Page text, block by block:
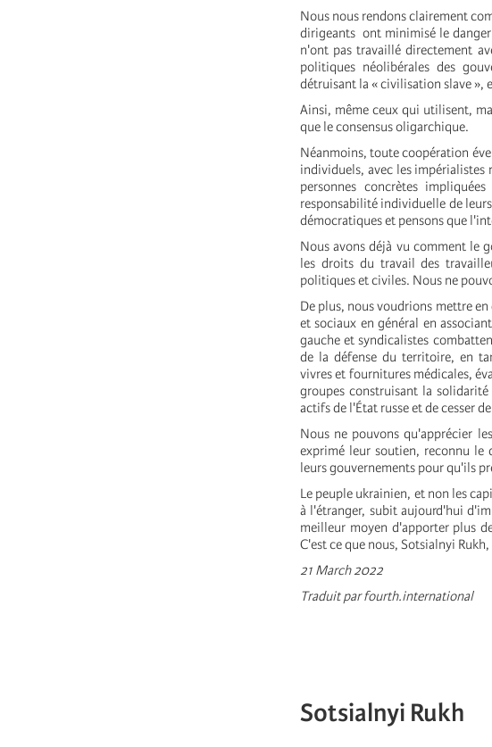
Nous nous rendons clairement
dirigeants ont minimisé le
n'ont pas travaillé directement
politiques néolibérales des
détruisant la « civilisation slave »,
Ainsi, même ceux qui utilisent,
que le consensus oligarchique.
Néanmoins, toute coopération
individuels, avec les
personnes concrètes
responsabilité individuelle de
démocratiques et pensons que
Nous avons déjà vu comment le
les droits du travail des
politiques et civiles. Nous ne
De plus, nous voudrions mettre
et sociaux en général en
gauche et syndicalistes
de la défense du territoire, en
vivres et fournitures médicales,
groupes construisant la
actifs de l'État russe et de cesser
Nous ne pouvons qu'apprécier
exprimé leur soutien, reconnu le
leurs gouvernements pour qu'ils
Le peuple ukrainien, et non les
à l'étranger, subit aujourd'hui
meilleur moyen d'apporter plus
C'est ce que nous, Sotsialnyi
21 March 2022
Traduit par fourth.international
Sotsialnyi Rukh